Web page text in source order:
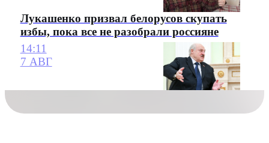
Лукашенко призвал белорусов скупать
избы, пока все не разобрали россияне
14:11
7 АВГ